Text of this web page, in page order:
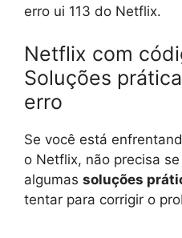
erro ui 113 do Netflix.
Netflix com
Soluções
erro
Se você está
o Netflix, não precisa
algumas soluções
tentar para corrigir o